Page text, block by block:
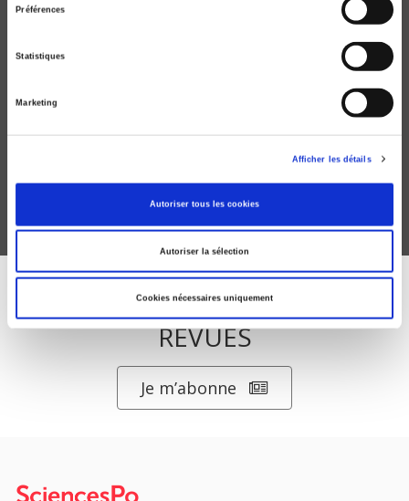
Préférences
Statistiques
Marketing
Afficher les détails
Autoriser tous les cookies
Autoriser la sélection
Cookies nécessaires uniquement
Les Nouvelles inégalités du travail
ABONNEZ-VOUS À NOS
REVUES
Je m’abonne